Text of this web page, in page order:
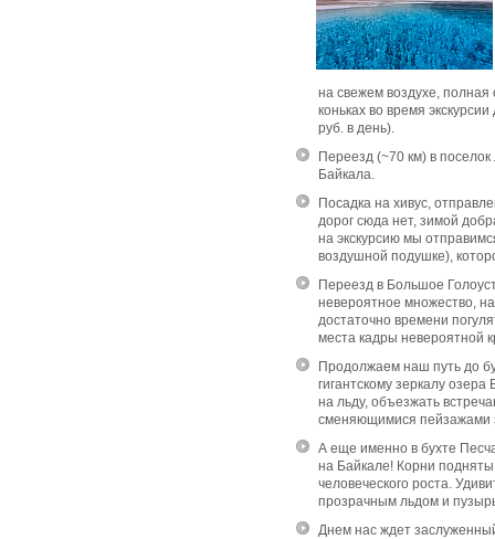
на свежем воздухе,
коньках во время
руб. в день).
Переезд (~70 км) в
Байкала.
Посадка на хивус,
дорог сюда нет, зимой
на экскурсию мы
воздушной подушке),
Переезд в Большое
невероятное множество,
достаточно времени
места кадры невероятной
Продолжаем наш путь до
гигантскому зеркалу
на льду, объезжать
сменяющимися пейзажами
А еще именно в бухте
на Байкале! Корни
человеческого роста.
прозрачным льдом и
Днем нас ждет